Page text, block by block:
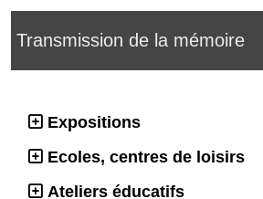
Transmission de la mémoire
Expositions
Ecoles, centres de loisirs
Ateliers éducatifs